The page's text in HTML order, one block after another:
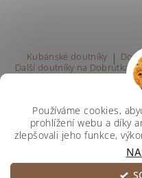
Kubánské doutníky |
Další doutníky na Dobrutka.eu
2026 ©Svetdoutniku, všechna
Používáme cookies,
prohlížení webu a díky
zlepšovali jeho funkce,